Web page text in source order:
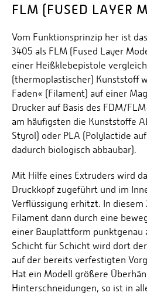
3D-DRUCKSERVICE
PROJEKTE
WEITERBILDUNG
NEWS UND
KONTAKT
FLM (FUSED LAYER
Vom Funktionsprinzip her ist
3405 als FLM (Fused Layer
einer Heißklebepistole
(thermoplastischer) Kunststoff
Faden« (Filament) auf einer
Drucker auf Basis des FDM/
am häufigsten die Kunststoffe
Styrol) oder PLA (Polylactide
dadurch biologisch abbaubar).
Mit Hilfe eines Extruders wird
Druckkopf zugeführt und im
Verflüssigung erhitzt. In diesem
Filament dann durch eine
einer Bauplattform punktgenau
Schicht für Schicht wird dort
auf der bereits verfestigten
Hat ein Modell größere
Hinterschneidungen, so ist in